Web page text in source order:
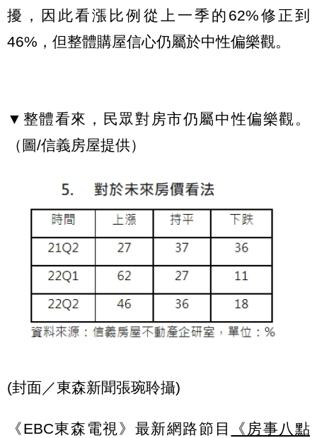
擾，因此看漲比例從上一季的62%修正到
46%，但整體購屋信心仍屬於中性偏樂觀。
▼整體看來，民眾對房市仍屬中性偏樂觀。
（圖/信義房屋提供）
(封面／東森新聞張琬聆攝)
《EBC東森電視》最新網路節目
《房事八點